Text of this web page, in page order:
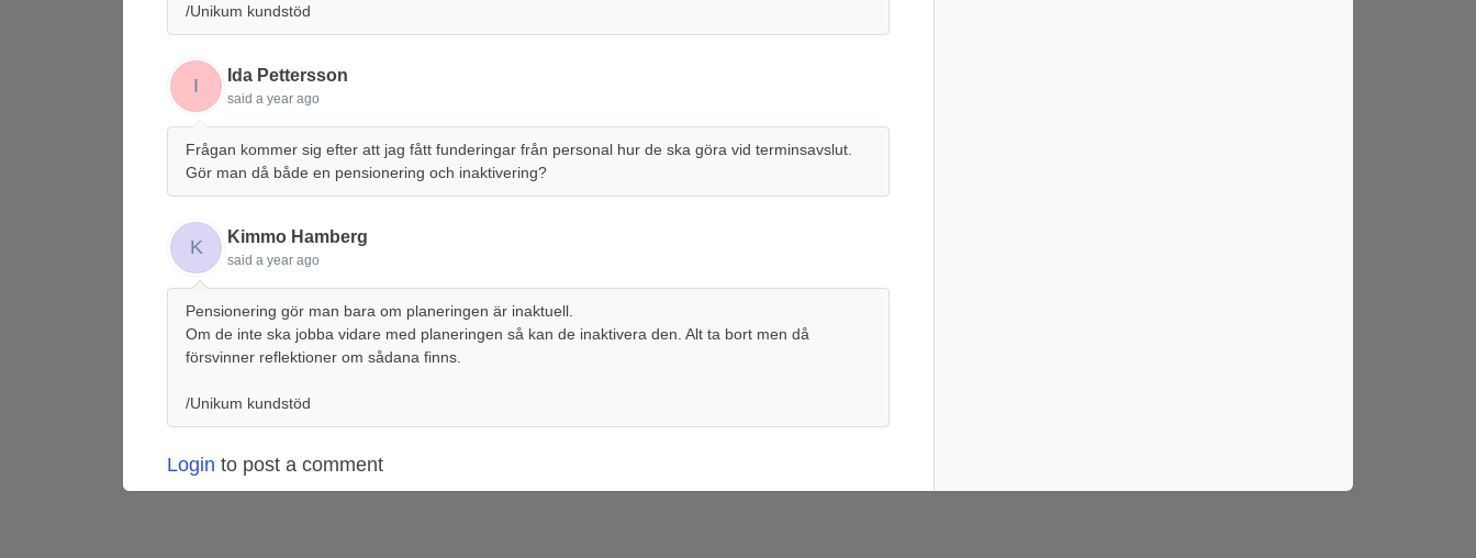
/Unikum kundstöd
I Ida Pettersson
said a year ago
Frågan kommer sig efter att jag fått funderingar från personal hur de ska göra vid terminsavslut.
Gör man då både en pensionering och inaktivering?
K Kimmo Hamberg
said a year ago
Pensionering gör man bara om planeringen är inaktuell.
Om de inte ska jobba vidare med planeringen så kan de inaktivera den. Alt ta bort men då
försvinner reflektioner om sådana finns.
/Unikum kundstöd
Login to post a comment